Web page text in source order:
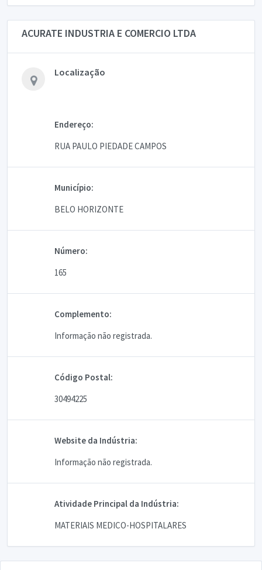
ACURATE INDUSTRIA E COMERCIO LTDA
Localização
Endereço:
RUA PAULO PIEDADE CAMPOS
Município:
BELO HORIZONTE
Número:
165
Complemento:
Informação não registrada.
Código Postal:
30494225
Website da Indústria:
Informação não registrada.
Atividade Principal da Indústria:
MATERIAIS MEDICO-HOSPITALARES